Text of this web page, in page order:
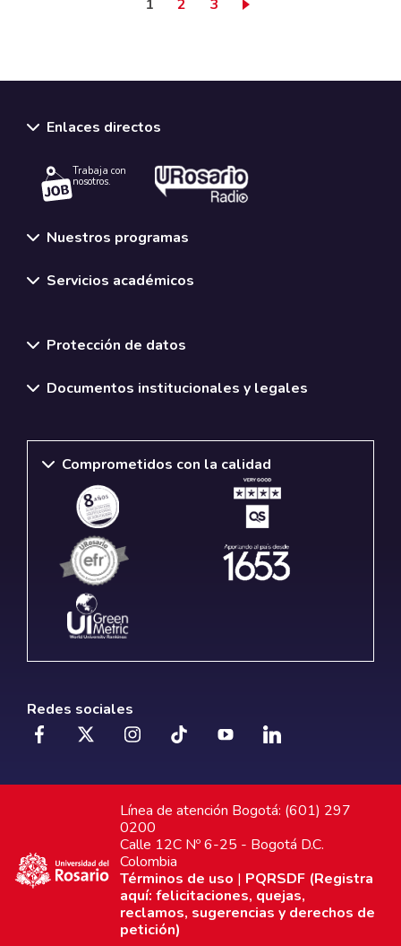
1 2 3
Enlaces directos
Trabaja con
nosotros.
Nuestros programas
Servicios académicos
Protección de datos
Documentos institucionales y legales
Comprometidos con la calidad
Redes sociales
Línea de atención Bogotá: (601) 297
0200
Calle 12C Nº 6-25 - Bogotá D.C.
Colombia
Términos de uso | PQRSDF (Registra
aquí: felicitaciones, quejas,
reclamos, sugerencias y derechos de
petición)